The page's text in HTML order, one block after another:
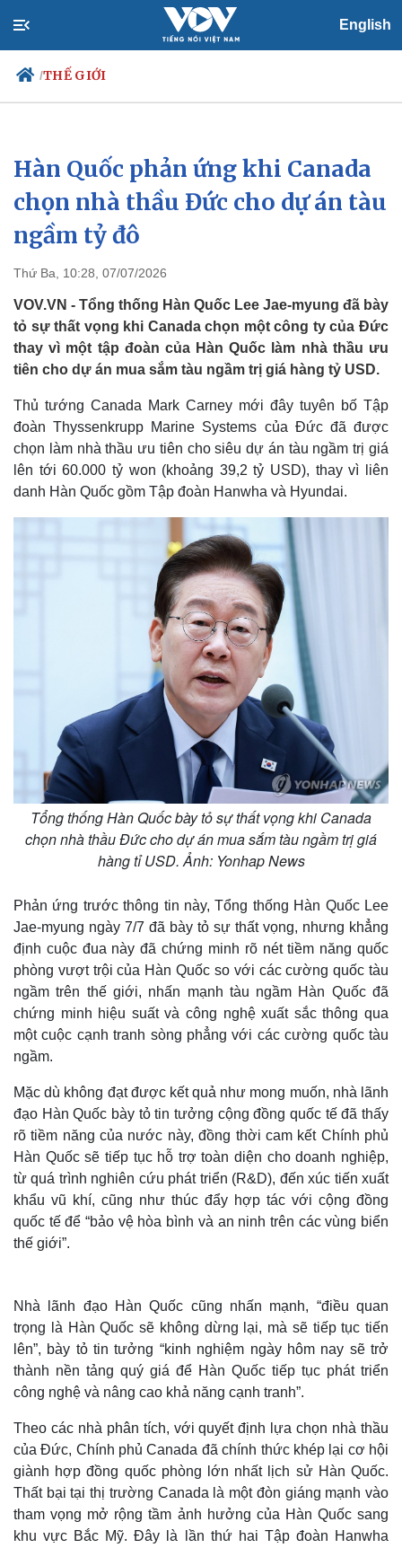
English
/THẾ GIỚI
Chính trị
Đảng
Tổ chức nhân sự
Quốc hội
Nhận diện sự thật
Xã hội
Tin 24h
Dự báo thời tiết
Quan sát
Cuộc sống đó đây
Hồ sơ
Video
Ảnh
E-Magazine
Infographic
Hàn Quốc phản ứng khi Canada
chọn nhà thầu Đức cho dự án tàu
ngầm tỷ đô
Thứ Ba, 10:28, 07/07/2026
VOV.VN - Tổng thống Hàn Quốc Lee Jae-myung đã bày
tỏ sự thất vọng khi Canada chọn một công ty của Đức
thay vì một tập đoàn của Hàn Quốc làm nhà thầu ưu
tiên cho dự án mua sắm tàu ​​ngầm trị giá hàng tỷ USD.
Thủ tướng Canada Mark Carney mới đây tuyên bố Tập
đoàn Thyssenkrupp Marine Systems của Đức đã được
chọn làm nhà thầu ưu tiên cho siêu dự án tàu ngầm trị giá
lên tới 60.000 tỷ won (khoảng 39,2 tỷ USD), thay vì liên
danh Hàn Quốc gồm Tập đoàn Hanwha và Hyundai.
Tổng thống Hàn Quốc bày tỏ sự thất vọng khi Canada
chọn nhà thầu Đức cho dự án mua sắm tàu ngầm trị giá
hàng tỉ USD. Ảnh: Yonhap News
Phản ứng trước thông tin này, Tổng thống Hàn Quốc Lee
Jae-myung ngày 7/7 đã bày tỏ sự thất vọng, nhưng khẳng
định cuộc đua này đã chứng minh rõ nét tiềm năng quốc
phòng vượt trội của Hàn Quốc so với các cường quốc tàu
ngầm trên thế giới, nhấn mạnh tàu ngầm Hàn Quốc đã
chứng minh hiệu suất và công nghệ xuất sắc thông qua
một cuộc cạnh tranh sòng phẳng với các cường quốc tàu
ngầm.
Mặc dù không đạt được kết quả như mong muốn, nhà lãnh
đạo Hàn Quốc bày tỏ tin tưởng cộng đồng quốc tế đã thấy
rõ tiềm năng của nước này, đồng thời cam kết Chính phủ
Hàn Quốc sẽ tiếp tục hỗ trợ toàn diện cho doanh nghiệp,
từ quá trình nghiên cứu phát triển (R&D), đến xúc tiến xuất
khẩu vũ khí, cũng như thúc đẩy hợp tác với cộng đồng
quốc tế để “bảo vệ hòa bình và an ninh trên các vùng biển
thế giới”.
Nhà lãnh đạo Hàn Quốc cũng nhấn mạnh, “điều quan
trọng là Hàn Quốc sẽ không dừng lại, mà sẽ tiếp tục tiến
lên”, bày tỏ tin tưởng “kinh nghiệm ngày hôm nay sẽ trở
thành nền tảng quý giá để Hàn Quốc tiếp tục phát triển
công nghệ và nâng cao khả năng cạnh tranh”.
Theo các nhà phân tích, với quyết định lựa chọn nhà thầu
của Đức, Chính phủ Canada đã chính thức khép lại cơ hội
giành hợp đồng quốc phòng lớn nhất lịch sử Hàn Quốc.
Thất bại tại thị trường Canada là một đòn giáng mạnh vào
tham vọng mở rộng tầm ảnh hưởng của Hàn Quốc sang
khu vực Bắc Mỹ. Đây là lần thứ hai Tập đoàn Hanwha